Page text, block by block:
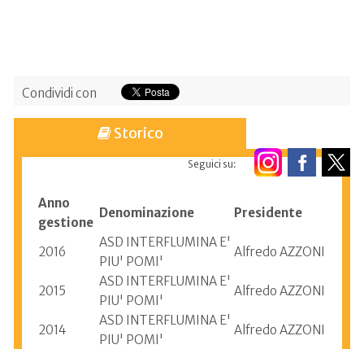
Condividi con
Seguici su:
Storico
Anno
gestione
Denominazione Presidente
2016
ASD INTERFLUMINA E'
PIU' POMI'
Alfredo AZZONI
2015
ASD INTERFLUMINA E'
PIU' POMI'
Alfredo AZZONI
2014
ASD INTERFLUMINA E'
PIU' POMI'
Alfredo AZZONI